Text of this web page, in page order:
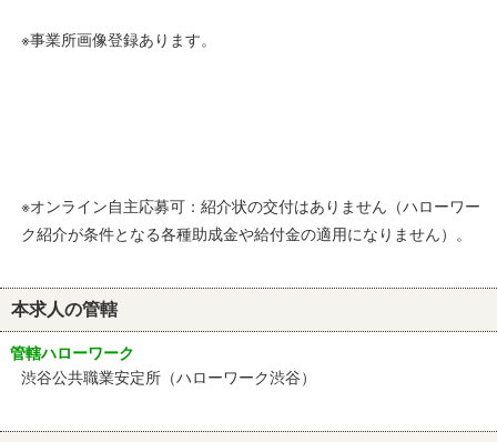
※事業所画像登録あります。
※オンライン自主応募可：紹介状の交付はありません（ハローワー
ク紹介が条件となる各種助成金や給付金の適用になりません）。
本求人の管轄
管轄ハローワーク
渋谷公共職業安定所（ハローワーク渋谷）